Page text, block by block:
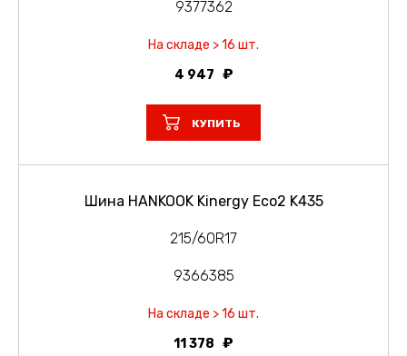
9377362
На складе > 16 шт.
4 947
КУПИТЬ
Шина HANKOOK Kinergy Eco2 K435
215/60R17
9366385
На складе > 16 шт.
11 378